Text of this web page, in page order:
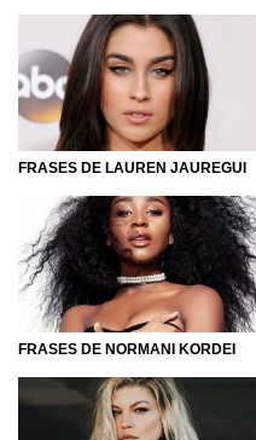
FRASES DE LAUREN JAUREGUI
FRASES DE NORMANI KORDEI